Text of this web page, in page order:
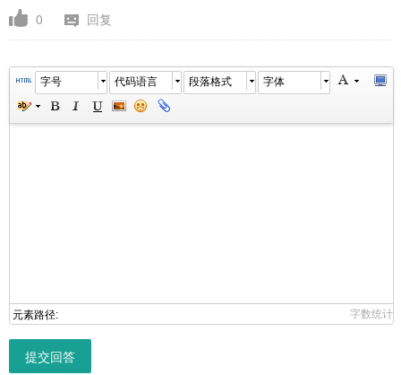
0 回复
字号 代码语言 段落格式 字体
元素路径: 字数统计
提交回答